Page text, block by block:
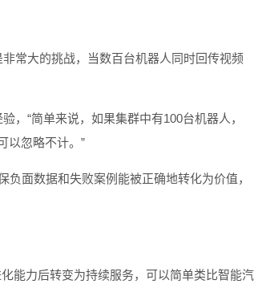
常大的挑战，当数百台机器人同时回传视频
，“简单来说，如果集群中有100台机器人，
以忽略不计。”
面数据和失败案例能被正确地转化为价值，
能力后转变为持续服务，可以简单类比智能汽